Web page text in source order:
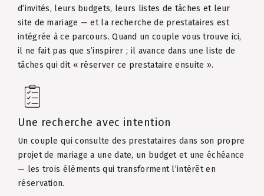
d’invités, leurs budgets, leurs listes de tâches et leur
site de mariage — et la recherche de prestataires est
intégrée à ce parcours. Quand un couple vous trouve ici,
il ne fait pas que s’inspirer ; il avance dans une liste de
tâches qui dit « réserver ce prestataire ensuite ».
Une recherche avec intention
Un couple qui consulte des prestataires dans son propre
projet de mariage a une date, un budget et une échéance
— les trois éléments qui transforment l’intérêt en
réservation.